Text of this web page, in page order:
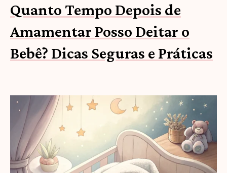
Quanto Tempo Depois de
Amamentar Posso Deitar o
Bebê? Dicas Seguras e Práticas